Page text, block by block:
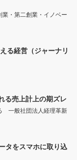
業・第二創業・イノベー
る経営（ジャーナリ
売上計上の期ズレ
一般社団法人経理革新
タをスマホに取り込